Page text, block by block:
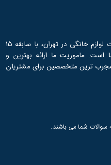
امداد آی.پی، نمایندگی مجاز تعمیرات لوازم خانگی در تهران، با سابقه 15
است. ماموریت ما ارائه بهترین و
ترین متخصصین برای مشتریان
سوالات شما می باشند.